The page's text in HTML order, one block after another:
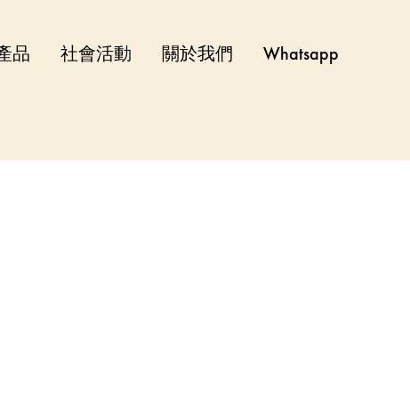
品 社會活動 關於我們 Whatsapp